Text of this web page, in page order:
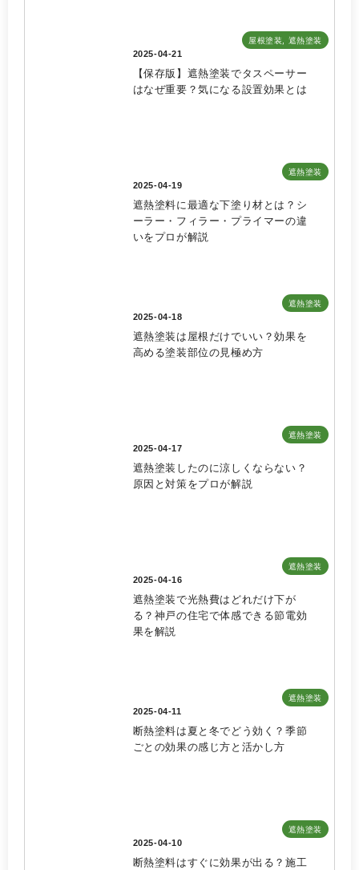
屋根塗装
遮熱塗装
2025-04-21
【保存版】遮熱塗装でタスペーサー
はなぜ重要？気になる設置効果とは
遮熱塗装
2025-04-19
遮熱塗料に最適な下塗り材とは？シ
ーラー・フィラー・プライマーの違
いをプロが解説
遮熱塗装
2025-04-18
遮熱塗装は屋根だけでいい？効果を
高める塗装部位の見極め方
遮熱塗装
2025-04-17
遮熱塗装したのに涼しくならない？
原因と対策をプロが解説
遮熱塗装
2025-04-16
遮熱塗装で光熱費はどれだけ下が
る？神戸の住宅で体感できる節電効
果を解説
遮熱塗装
2025-04-11
断熱塗料は夏と冬でどう効く？季節
ごとの効果の感じ方と活かし方
遮熱塗装
2025-04-10
断熱塗料はすぐに効果が出る？施工